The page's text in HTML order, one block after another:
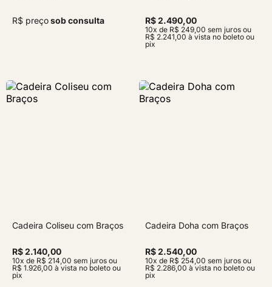
R$ preçosob consulta R$ 2.490,00
10x de R$ 249,00 sem juros ou
R$ 2.241,00 à vista no boleto ou
pix
Cadeira Coliseu com Braços
R$ 2.140,00
10x de R$ 214,00 sem juros ou
R$ 1.926,00 à vista no boleto ou
pix
Cadeira Doha com Braços
R$ 2.540,00
10x de R$ 254,00 sem juros ou
R$ 2.286,00 à vista no boleto ou
pix